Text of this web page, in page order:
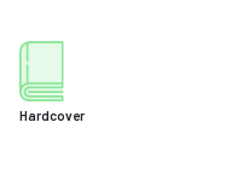
Hardcover